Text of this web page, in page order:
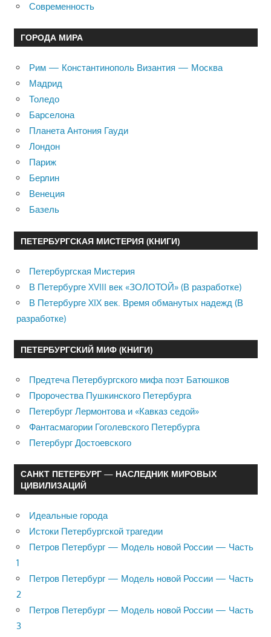
Современность
ГОРОДА МИРА
Рим — Константинополь Византия — Москва
Мадрид
Толедо
Барселона
Планета Антония Гауди
Лондон
Париж
Берлин
Венеция
Базель
ПЕТЕРБУРГСКАЯ МИСТЕРИЯ (КНИГИ)
Петербургская Мистерия
В Петербурге XVIII век «ЗОЛОТОЙ» (В разработке)
В Петербурге XIX век. Время обманутых надежд (В
разработке)
ПЕТЕРБУРГСКИЙ МИФ (КНИГИ)
Предтеча Петербургского мифа поэт Батюшков
Пророчества Пушкинского Петербурга
Петербург Лермонтова и «Кавказ седой»
Фантасмагории Гоголевского Петербурга
Петербург Достоевского
САНКТ ПЕТЕРБУРГ — НАСЛЕДНИК МИРОВЫХ
ЦИВИЛИЗАЦИЙ
Идеальные города
Истоки Петербургской трагедии
Петров Петербург — Модель новой России — Часть
1
Петров Петербург — Модель новой России — Часть
2
Петров Петербург — Модель новой России — Часть
3